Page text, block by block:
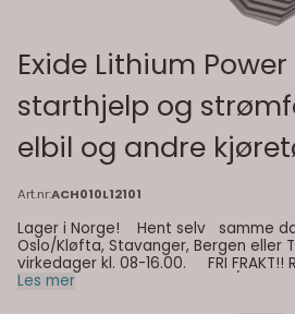
Exide Lithium
starthjelp og
elbil og andre
Art.nr:ACH010L12101
Lager i Norge! Hent selv samme dag du bestiller i
Oslo/Kløfta, Stavanger, Bergen eller
virkedager kl. 08-16.00. FRI FRAKT!! Raskest levering! Vi
sender til deg fra lager i Oslo/Kløfta,
Les mer